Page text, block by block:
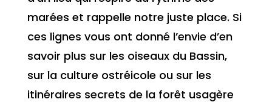
marées et rappelle notre juste place. Si
ces lignes vous ont donné l’envie d’en
savoir plus sur les oiseaux du Bassin,
sur la culture ostréicole ou sur les
itinéraires secrets de la forêt usagère